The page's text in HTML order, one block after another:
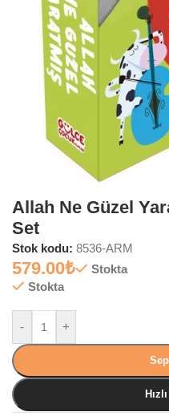
Allah Ne Güzel
Set
Stok kodu: 8536-ARM
579.00₺
Stokta
Stokta
- +